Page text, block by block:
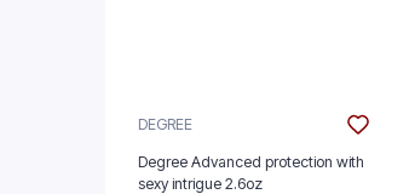
DEGREE
Degree Advanced protection with
sexy intrigue 2.6oz